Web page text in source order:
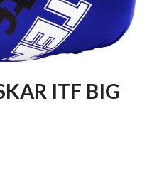
ITF BIG